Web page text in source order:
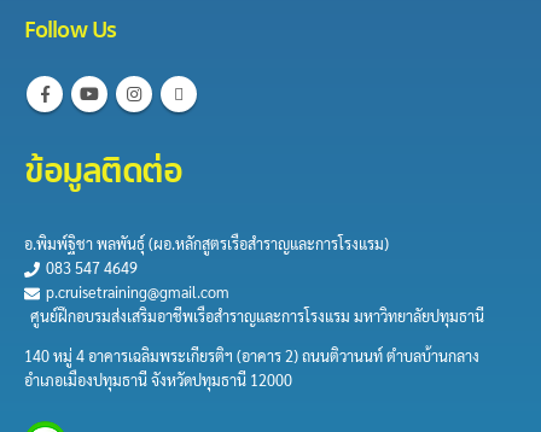
Follow Us
ข้อมูลติดต่อ
อ.พิมพ์ฐิชา พลพันธุ์​ (ผอ.หลักสูตร​เรือสำราญและการ​โรงแรม)
083 547 4649
p.cruisetraining@gmail.com
ศูนย์ฝึกอบรมส่งเสริมอาชีพเรือสำราญและการโรงแรม มหาวิทยาลัยปทุมธานี
140 หมู่ 4 อาคารเฉลิมพระเกียรติฯ (อาคาร 2) ถนนติวานนท์ ตำบลบ้านกลาง
อำเภอเมืองปทุมธานี จังหวัดปทุมธานี 12000